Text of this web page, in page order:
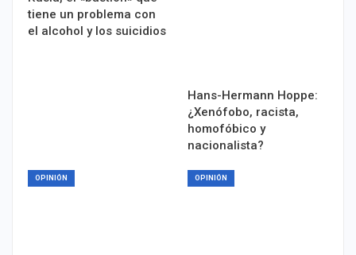
tiene un problema con
el alcohol y los suicidios
Hans-Hermann Hoppe:
¿Xenófobo, racista,
homofóbico y
nacionalista?
OPINIÓN OPINIÓN